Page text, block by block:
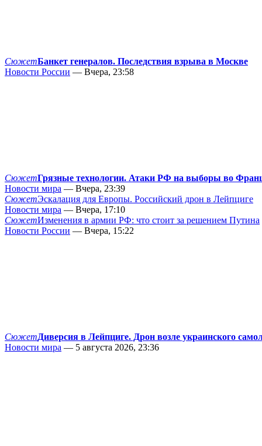
СюжетБанкет генералов. Последствия взрыва в Москве
Новости России — Вчера, 23:58
СюжетГрязные технологии. Атаки РФ на выборы во
Новости мира — Вчера, 23:39
СюжетЭскалация для Европы. Российский дрон в Лейпциге
Новости мира — Вчера, 17:10
СюжетИзменения в армии РФ: что стоит за решением Путина
Новости России — Вчера, 15:22
СюжетДиверсия в Лейпциге. Дрон возле украинского
Новости мира — 5 августа 2026, 23:36